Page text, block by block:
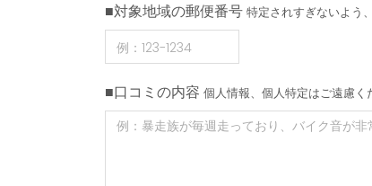
■対象地域の郵便番号 特定されすぎないよう
■口コミの内容 個人情報、個人特定はご遠慮く